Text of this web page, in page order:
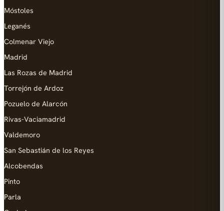
Móstoles
Leganés
Colmenar Viejo
Madrid
Las Rozas de Madrid
Torrejón de Ardoz
Pozuelo de Alarcón
Rivas-Vaciamadrid
Valdemoro
San Sebastián de los Reyes
Alcobendas
Pinto
Parla